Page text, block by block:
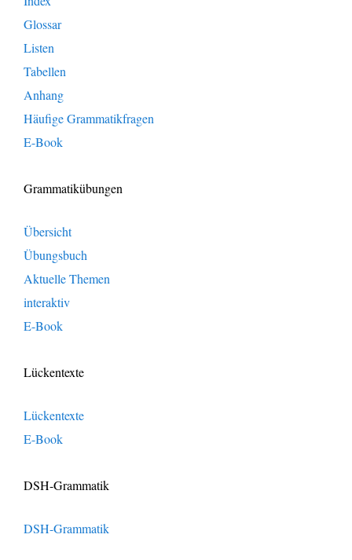
Glossar
Listen
Tabellen
Anhang
Häufige Grammatikfragen
E-Book
Grammatikübungen
Übersicht
Übungsbuch
Aktuelle Themen
interaktiv
E-Book
Lückentexte
Lückentexte
E-Book
DSH-Grammatik
DSH-Grammatik